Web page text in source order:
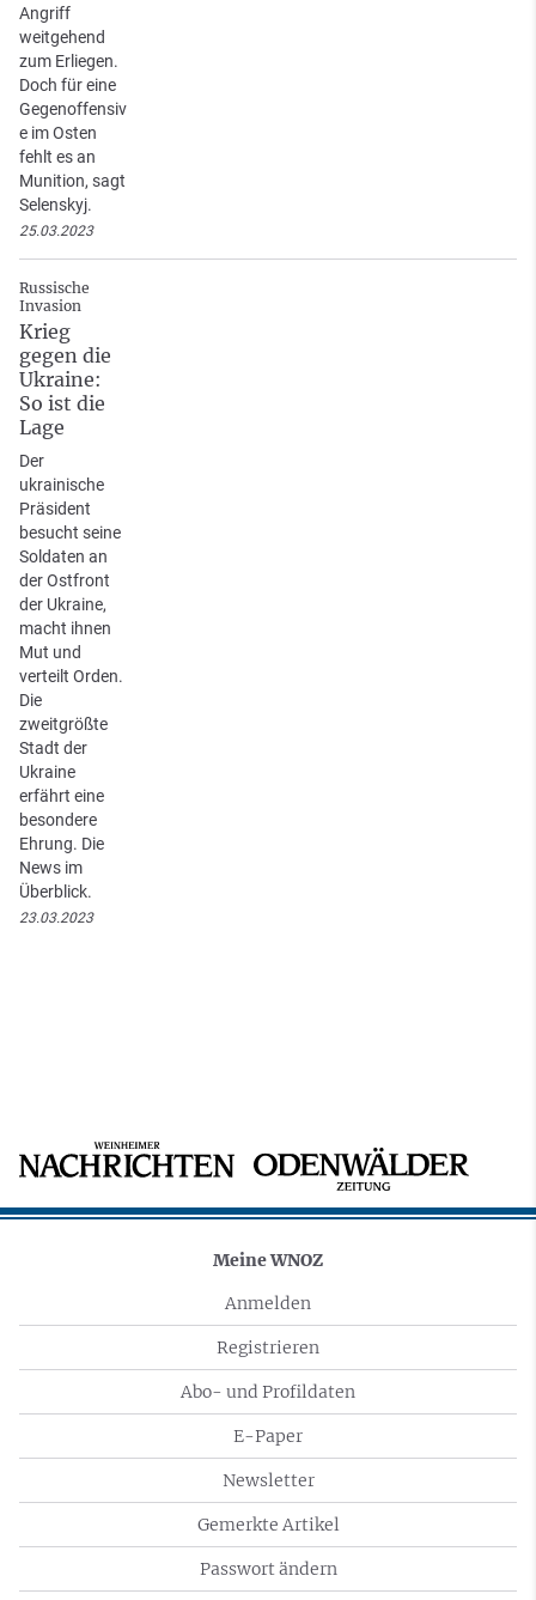
Angriff
weitgehend
zum Erliegen.
Doch für eine
Gegenoffensiv
e im Osten
fehlt es an
Munition, sagt
Selenskyj.
25.03.2023
Russische
Invasion
Krieg
gegen die
Ukraine:
So ist die
Lage
Der
ukrainische
Präsident
besucht seine
Soldaten an
der Ostfront
der Ukraine,
macht ihnen
Mut und
verteilt Orden.
Die
zweitgrößte
Stadt der
Ukraine
erfährt eine
besondere
Ehrung. Die
News im
Überblick.
23.03.2023
Meine WNOZ
Anmelden
Registrieren
Abo- und Profildaten
E-Paper
Newsletter
Gemerkte Artikel
Passwort ändern